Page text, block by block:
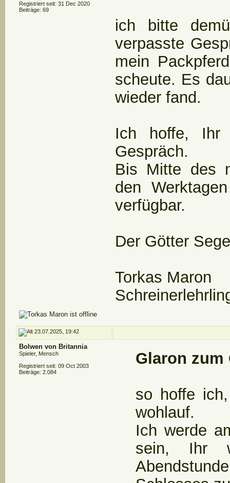
Registriert seit: 31 Dec 2020
Beiträge: 69
ich bitte
verpasste
mein
scheute. Es
wieder fand.
Ich hoffe, Ihr
Gespräch.
Bis Mitte des
den
verfügbar.
Der Götter
Torkas Maron
23.07.2025, 19:42
Bolwen von Britannia
Spieler, Mensch
Registriert seit: 09 Oct 2003
Beiträge: 2.084
Glaron zum
so hoffe
wohlauf.
Ich werde
sein, Ihr